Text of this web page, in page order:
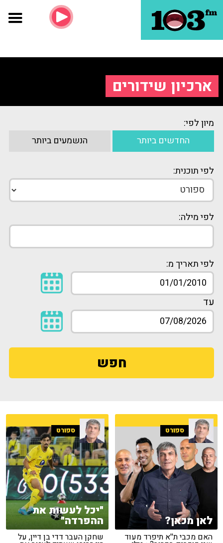
ארכיון שידורים
מיון לפי:
החדשים ביותר
הנשמעים ביותר
לפי תוכנית:
לפי מילה:
לפי תאריך מ:
עד
חפש
ספורט
לאן מכאן?
האם מכבי ת''א תיפרד מעוד
ספורט
"יכל לעשות את
ההפרדה"
שחקן העבר דדי בן דיין, על